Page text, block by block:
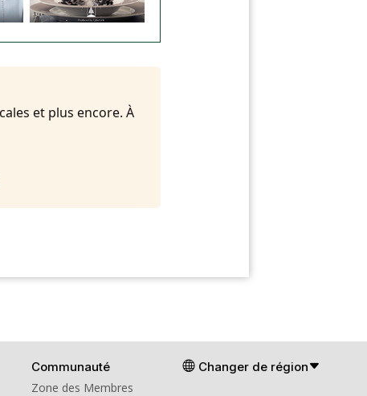
et plus encore. À
Communauté
Zone des Membres
Changer de région